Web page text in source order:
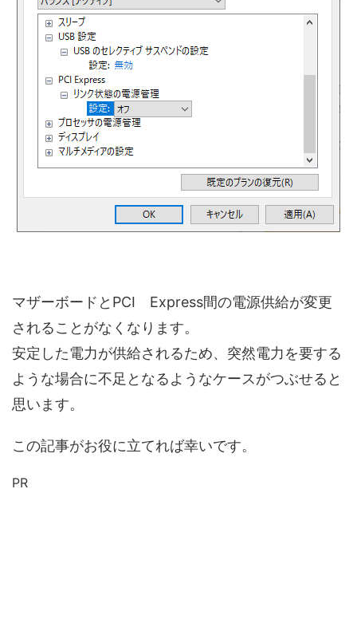
マザーボードとPCI Express間の電源供給が変更
されることがなくなります。
安定した電力が供給されるため、突然電力を要する
ような場合に不足となるようなケースがつぶせると
思います。
この記事がお役に立てれば幸いです。
PR